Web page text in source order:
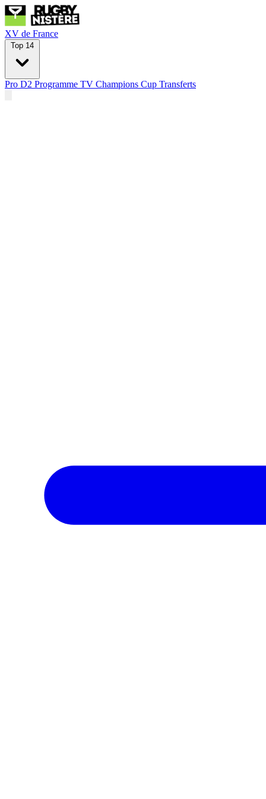
XV de France
Top 14
Pro D2 Programme TV Champions Cup Transferts